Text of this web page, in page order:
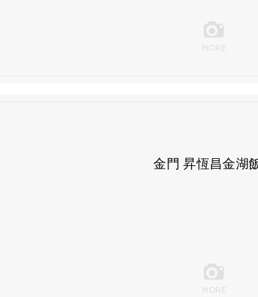
MORE
金門 昇恆昌金湖
MORE